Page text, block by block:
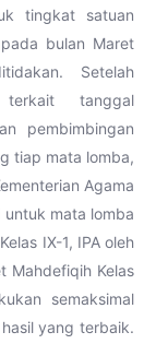
tingkat satuan
bulan Maret
Setelah
terkait tanggal
pembimbingan
tiap mata lomba,
Agama
untuk mata lomba
IX-1, IPA oleh
Mahdefiqih Kelas
semaksimal
yang terbaik.